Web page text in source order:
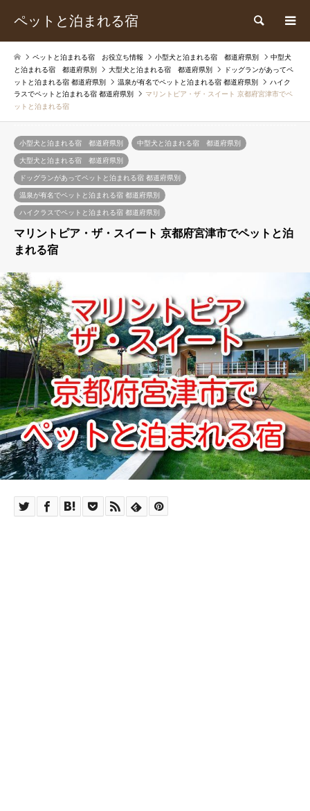
ペットと泊まれる宿 検索
ペットと泊まれる宿 お役立ち情報 小型犬と泊まれる宿 都道府県別
中型犬
と泊まれる宿 都道府県別
大型犬と泊まれる宿 都道府県別
ドッグランがあってペ
ットと泊まれる宿 都道府県別
温泉が有名でペットと泊まれる宿 都道府県別
ハイク
ラスでペットと泊まれる宿 都道府県別
マリントピア・ザ・スイート 京都府宮津市でペ
ットと泊まれる宿
小型犬と泊まれる宿 都道府県別 中型犬と泊まれる宿 都道府県別
大型犬と泊まれる宿 都道府県別
ドッグランがあってペットと泊まれる宿 都道府県別
温泉が有名でペットと泊まれる宿 都道府県別
ハイクラスでペットと泊まれる宿 都道府県別
マリントピア・ザ・スイート 京都府宮津市でペットと泊
まれる宿